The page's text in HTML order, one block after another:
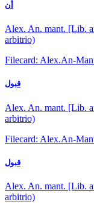
أن
Alex. An. mant. [Lib.
arbitrio)
Filecard: Alex.An-
قبول
Alex. An. mant. [Lib.
arbitrio)
Filecard: Alex.An-
قبول
Alex. An. mant. [Lib.
arbitrio)